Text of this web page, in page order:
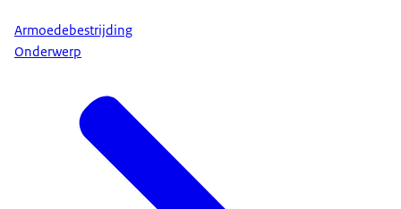
Armoedebestrijding
Onderwerp